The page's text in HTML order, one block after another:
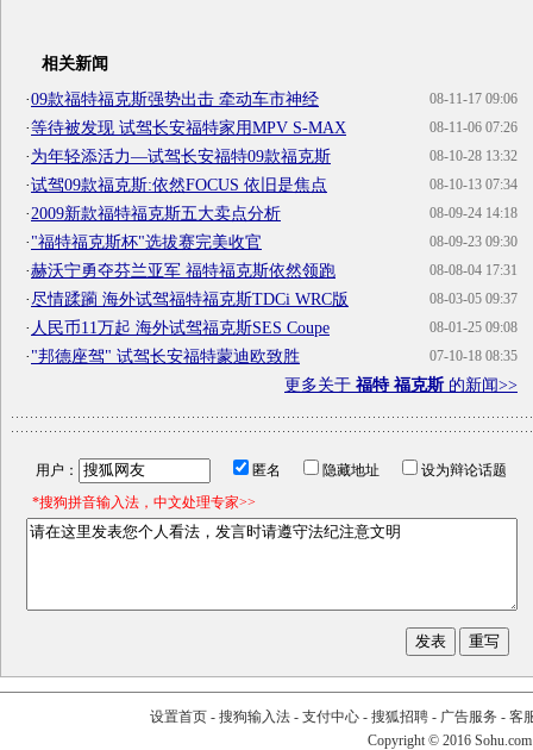
相关新闻
08-11-17 09:06
·09款福特福克斯强势出击 牵动车市神经
08-11-06 07:26
·等待被发现 试驾长安福特家用MPV S-MAX
08-10-28 13:32
·为年轻添活力—试驾长安福特09款福克斯
08-10-13 07:34
·试驾09款福克斯:依然FOCUS 依旧是焦点
08-09-24 14:18
·2009新款福特福克斯五大卖点分析
08-09-23 09:30
·"福特福克斯杯"选拔赛完美收官
08-08-04 17:31
·赫沃宁勇夺芬兰亚军 福特福克斯依然领跑
08-03-05 09:37
·尽情蹂躏 海外试驾福特福克斯TDCi WRC版
08-01-25 09:08
· 人民币11万起 海外试驾福克斯SES Coupe
07-10-18 08:35
·"邦德座驾" 试驾长安福特蒙迪欧致胜
更多关于 福特 福克斯的新闻>>
用户： 匿名 隐藏地址
设为辩论话题
*搜狗拼音输入法，中文处理专家>>
设置首页- 搜狗输入法- 支付中心- 搜狐招聘- 广告服务 - 客
Copyright © 2016